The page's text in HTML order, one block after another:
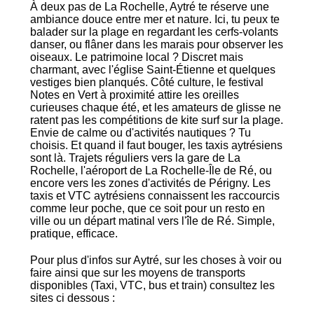
À deux pas de La Rochelle, Aytré te réserve une
ambiance douce entre mer et nature. Ici, tu peux te
balader sur la plage en regardant les cerfs-volants
danser, ou flâner dans les marais pour observer les
oiseaux. Le patrimoine local ? Discret mais
charmant, avec l'église Saint-Étienne et quelques
vestiges bien planqués. Côté culture, le festival
Notes en Vert à proximité attire les oreilles
curieuses chaque été, et les amateurs de glisse ne
ratent pas les compétitions de kite surf sur la plage.
Envie de calme ou d'activités nautiques ? Tu
choisis. Et quand il faut bouger, les taxis aytrésiens
sont là. Trajets réguliers vers la gare de La
Rochelle, l'aéroport de La Rochelle-Île de Ré, ou
encore vers les zones d'activités de Périgny. Les
taxis et VTC aytrésiens connaissent les raccourcis
comme leur poche, que ce soit pour un resto en
ville ou un départ matinal vers l'île de Ré. Simple,
pratique, efficace.
Pour plus d'infos sur Aytré, sur les choses à voir ou
faire ainsi que sur les moyens de transports
disponibles (Taxi, VTC, bus et train) consultez les
sites ci dessous :